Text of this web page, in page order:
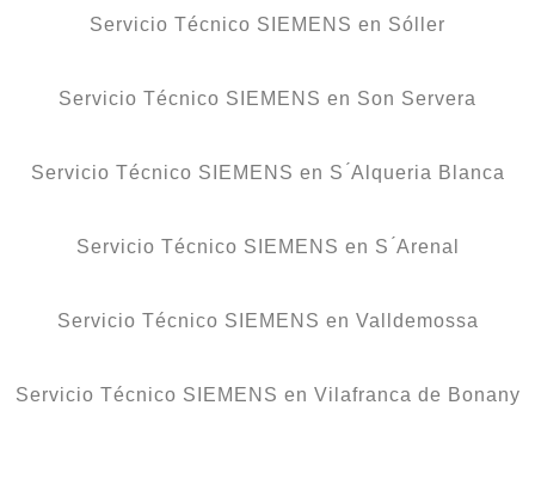
Servicio Técnico SIEMENS en Sóller
Servicio Técnico SIEMENS en Son Servera
Servicio Técnico SIEMENS en S ́Alqueria Blanca
Servicio Técnico SIEMENS en S ́Arenal
Servicio Técnico SIEMENS en Valldemossa
Servicio Técnico SIEMENS en Vilafranca de Bonany